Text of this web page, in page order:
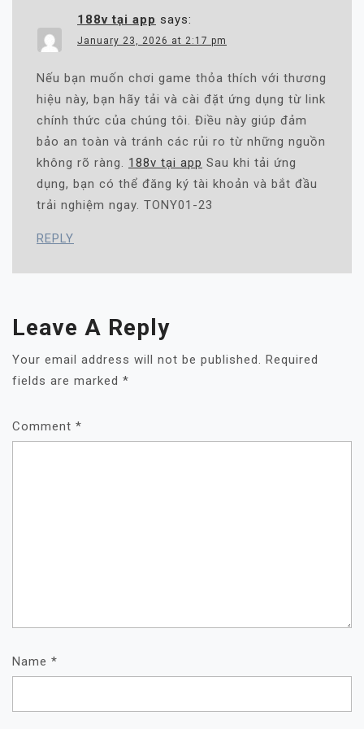
188v tại app says:
January 23, 2026 at 2:17 pm
Nếu bạn muốn chơi game thỏa thích với thương
hiệu này, bạn hãy tải và cài đặt ứng dụng từ link
chính thức của chúng tôi. Điều này giúp đảm
bảo an toàn và tránh các rủi ro từ những nguồn
không rõ ràng. 188v tại app Sau khi tải ứng
dụng, bạn có thể đăng ký tài khoản và bắt đầu
trải nghiệm ngay. TONY01-23
REPLY
Leave A Reply
Your email address will not be published.
Required
fields are marked *
Comment *
Name *